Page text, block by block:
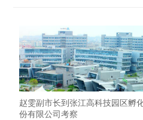
赵雯副市长到张江高科技园区孵
份有限公司考察